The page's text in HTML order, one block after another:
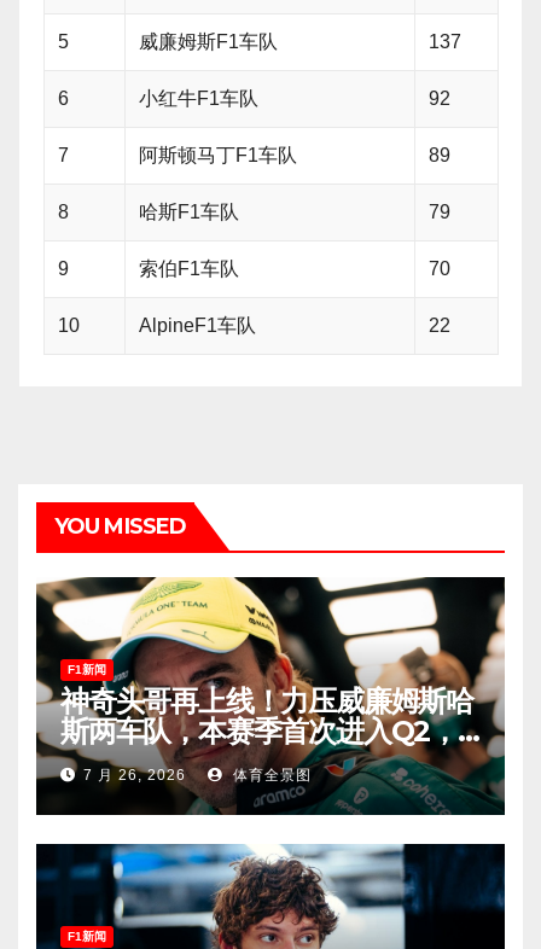
5 威廉姆斯F1车队 137
6 小红牛F1车队 92
7 阿斯顿马丁F1车队 89
8 哈斯F1车队 79
9 索伯F1车队 70
10 AlpineF1车队 22
YOU MISSED
F1新闻
神奇头哥再上线！力压威廉姆斯哈
斯两车队，本赛季首次进入Q2，
车迷终于扬眉吐气！
7 月 26, 2026 体育全景图
F1新闻